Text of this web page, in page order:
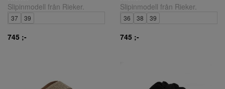
Slipinmodell från Rieker.
37 39
745 ;-
Slipinmodell från Rieker.
36 38 39
745 ;-